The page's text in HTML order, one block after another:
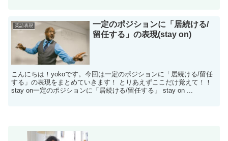
英語表現
一定のポジションに「居続ける/
留任する」の表現(stay on)
こんにちは！yokoです。今回は一定のポジションに「居続ける/留任
する」の表現をまとめていきます！ とりあえずここだけ覚えて！！
stay on一定のポジションに「居続ける/留任する」 stay on ...